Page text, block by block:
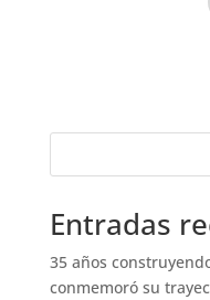
Entradas
35 años
conmemoró su